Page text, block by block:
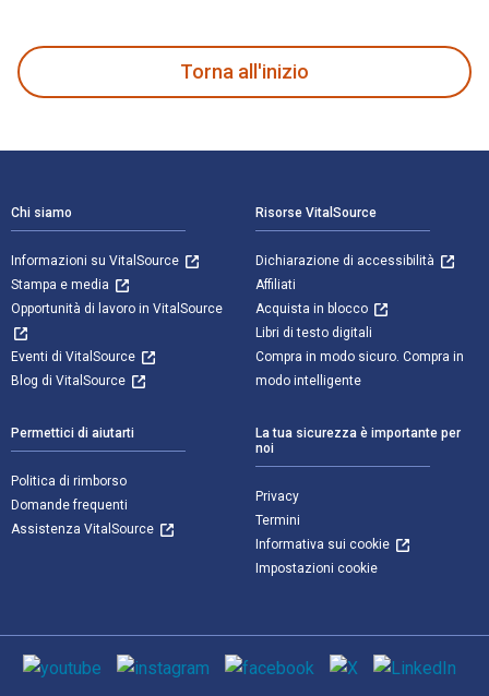
Torna all'inizio
Chi siamo
Informazioni su VitalSource
Stampa e media
Opportunità di lavoro in VitalSource
Eventi di VitalSource
Blog di VitalSource
Risorse VitalSource
Dichiarazione di accessibilità
Affiliati
Acquista in blocco
Libri di testo digitali
Compra in modo sicuro. Compra in
modo intelligente
Permettici di aiutarti
Politica di rimborso
Domande frequenti
Assistenza VitalSource
La tua sicurezza è importante per
noi
Privacy
Termini
Informativa sui cookie
Impostazioni cookie
Mezzi sociali